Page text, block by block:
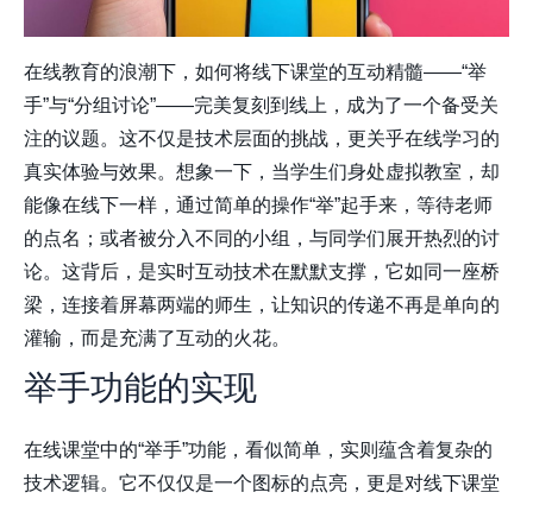
在线教育的浪潮下，如何将线下课堂的互动精髓——“举
手”与“分组讨论”——完美复刻到线上，成为了一个备受关
注的议题。这不仅是技术层面的挑战，更关乎在线学习的
真实体验与效果。想象一下，当学生们身处虚拟教室，却
能像在线下一样，通过简单的操作“举”起手来，等待老师
的点名；或者被分入不同的小组，与同学们展开热烈的讨
论。这背后，是实时互动技术在默默支撑，它如同一座桥
梁，连接着屏幕两端的师生，让知识的传递不再是单向的
灌输，而是充满了互动的火花。
举手功能的实现
在线课堂中的“举手”功能，看似简单，实则蕴含着复杂的
技术逻辑。它不仅仅是一个图标的点亮，更是对线下课堂